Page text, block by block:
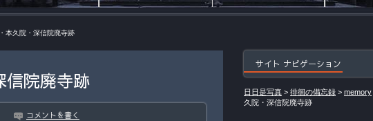
本久院・深信院廃寺跡
院廃寺跡
コメントを書く
サイト ナビゲーション
日日是写真 > 徘徊の備忘録 > memory
久院・深信院廃寺跡